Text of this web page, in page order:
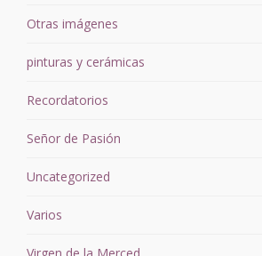
Otras imágenes
pinturas y cerámicas
Recordatorios
Señor de Pasión
Uncategorized
Varios